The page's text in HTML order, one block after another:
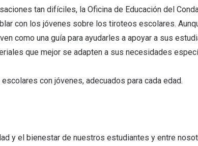
tan difíciles, la Oficina de Educación del
con los jóvenes sobre los tiroteos escolares.
como una guía para ayudarles a apoyar a sus
que mejor se adapten a sus necesidades
con jóvenes, adecuados para cada edad.
y el bienestar de nuestros estudiantes y entre